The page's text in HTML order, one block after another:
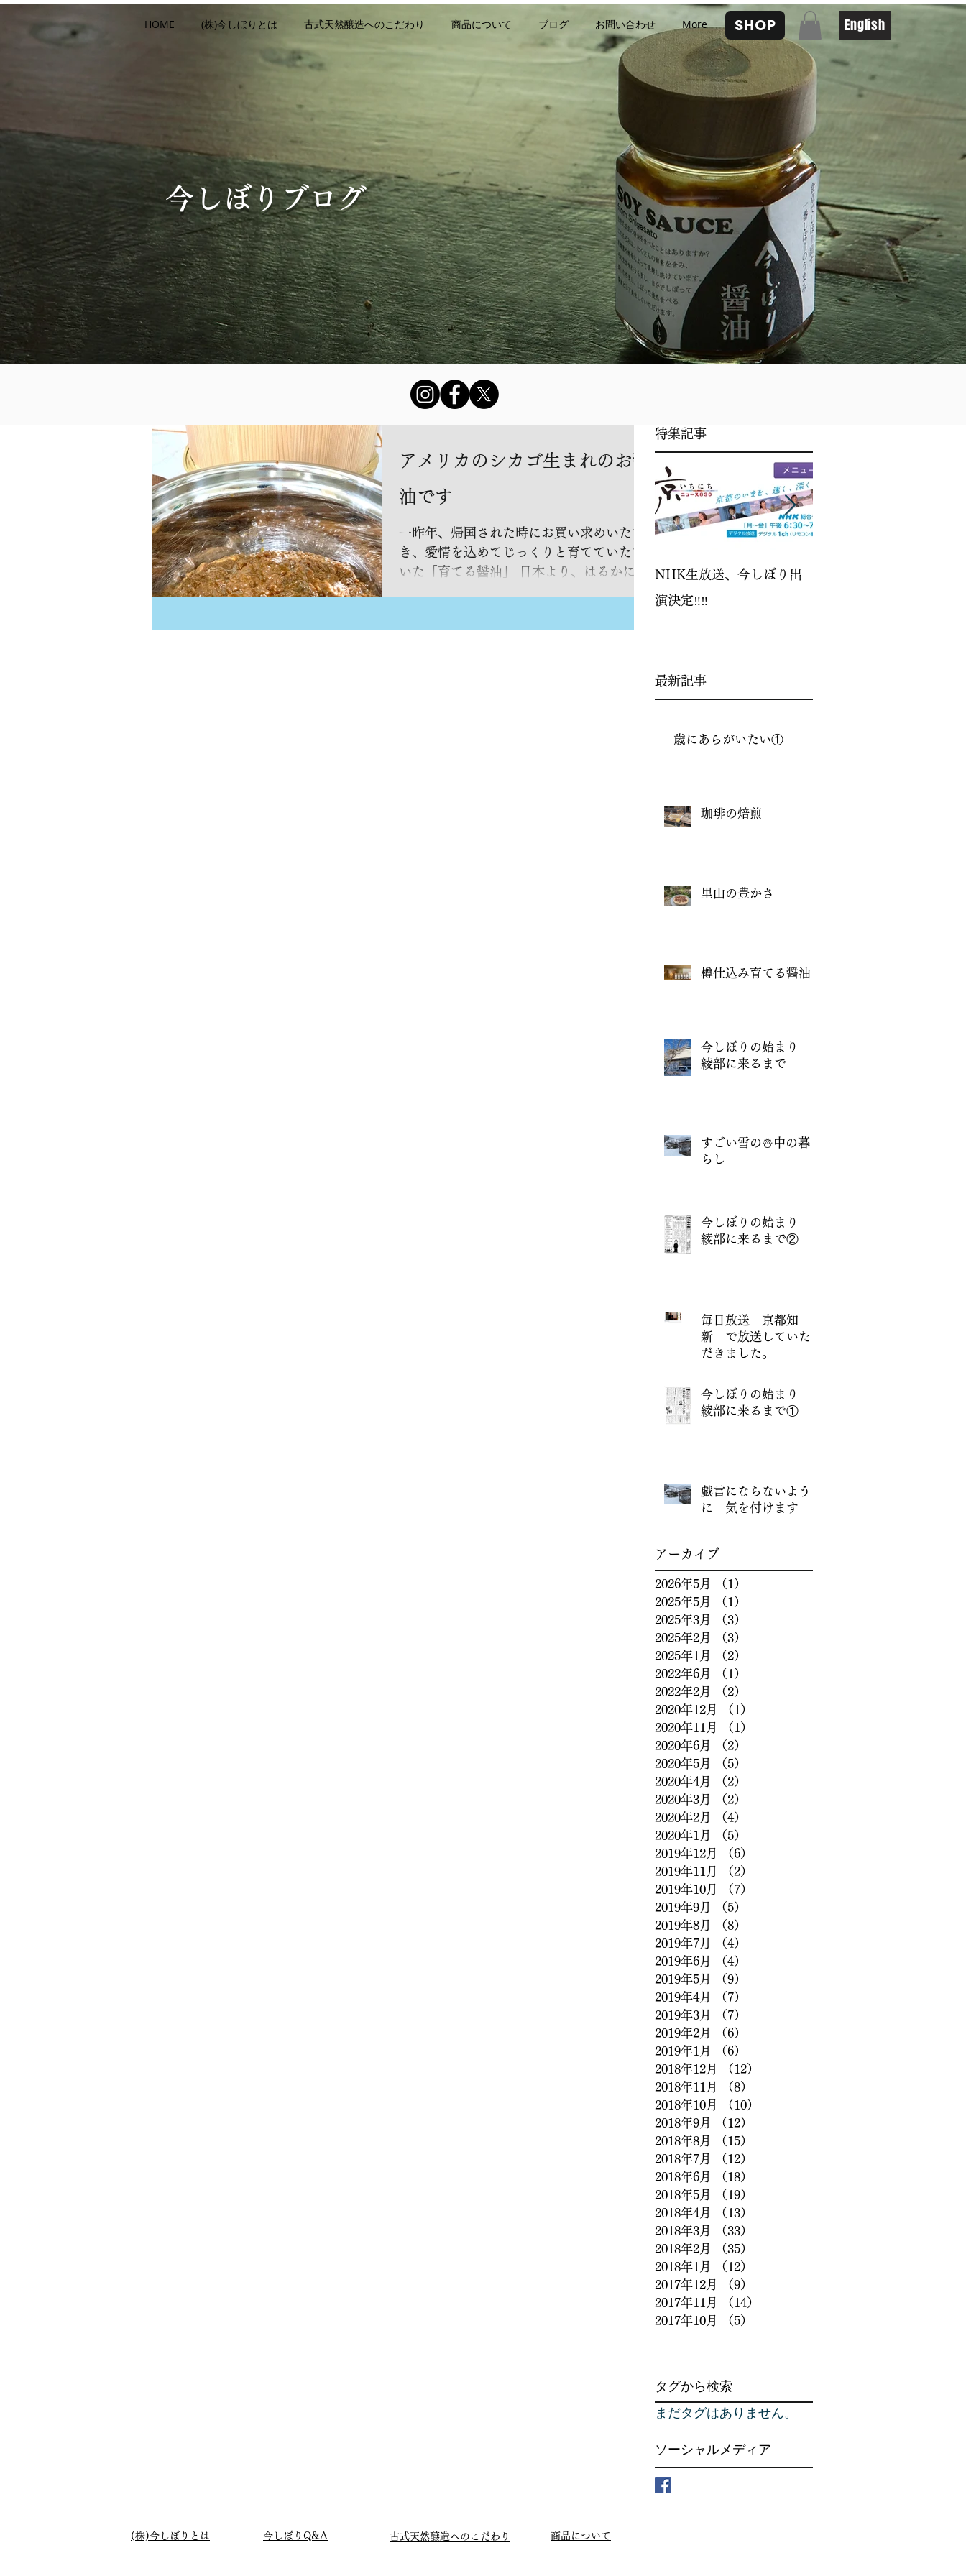
HOME (株)今しぼりとは 古式天然醸造へのこだわり 商品について ブログ お問い合わせ More SHOP English
今しぼりブログ
アメリカのシカゴ生まれのお醤
油です
一昨年、帰国された時にお買い求めいただ
き、愛情を込めてじっくりと育てていただ
いた「育てる醤油」 日本より、はるかに寒
た。 さくらさんの許可をいただき、掲載さ
特集記事
NHK生放送、今しぼり出
演決定‼️‼️
最新記事
歳にあらがいたい①
珈琲の焙煎
里山の豊かさ
樽仕込み育てる醤油
今しぼりの始まり
綾部に来るまで
すごい雪の☃️中の暮
らし
今しぼりの始まり
綾部に来るまで②
毎日放送 京都知
新 で放送していた
だきました。
今しぼりの始まり
綾部に来るまで①
戯言にならないよう
に 気を付けます
アーカイブ
2026年5月 （1）
2025年5月
（1）
2025年3月
（3）
2025年2月
（3）
2025年1月
（2）
2022年6月
（1）
2022年2月
（2）
2020年12月
（1）
2020年11月
（1）
2020年6月
（2）
2020年5月
（5）
2020年4月
（2）
2020年3月
（2）
2020年2月
（4）
2020年1月
（5）
2019年12月
（6）
2019年11月
（2）
2019年10月
（7）
2019年9月
（5）
2019年8月
（8）
2019年7月
（4）
2019年6月
（4）
2019年5月
（9）
2019年4月
（7）
2019年3月
（7）
2019年2月
（6）
2019年1月
（6）
2018年12月
（12）
2018年11月
（8）
2018年10月
（10）
2018年9月
（12）
2018年8月
（15）
2018年7月
（12）
2018年6月
（18）
2018年5月
（19）
2018年4月
（13）
2018年3月
（33）
2018年2月
（35）
2018年1月
（12）
2017年12月
（9）
2017年11月
（14）
2017年10月
（5）
タグから検索
まだタグはありません。
ソーシャルメディア
(株)今しぼりとは 今しぼりQ&A 古式天然醸造へのこだわり 商品について